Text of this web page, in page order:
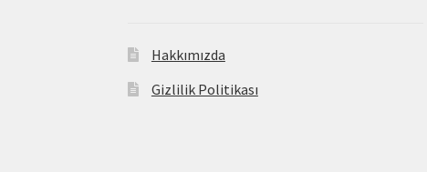
Hakkımızda
Gizlilik Politikası